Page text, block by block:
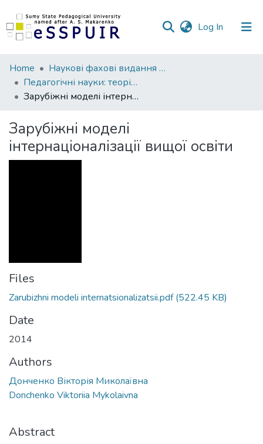
Log In (current)
Communities
&
Collections
Statistics
Home
Наукові фахові видання СумДПУ
Педагогічні науки: теорія, історія, інноваційні технології
Зарубіжні моделі інтернаціоналізації вищої освіти
Зарубіжні моделі
інтернаціоналізації вищої освіти
Files
Zarubizhni modeli internatsionalizatsii.pdf(522.45 KB)
Date
2014
Authors
Донченко Вікторія Миколаївна
Donchenko Viktoriia Mykolaivna
Abstract